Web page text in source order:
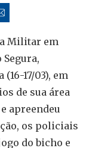
Militar em
17/03), em
de sua área
apreendeu
os policiais
do bicho e